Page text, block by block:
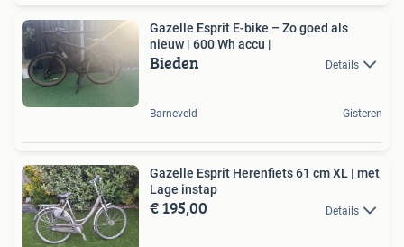
Gazelle Esprit E-bike – Zo goed als
nieuw | 600 Wh accu |
Bieden Details
Barneveld Gisteren
Gazelle Esprit Herenfiets 61 cm XL | met
Lage instap
€ 195,00 Details